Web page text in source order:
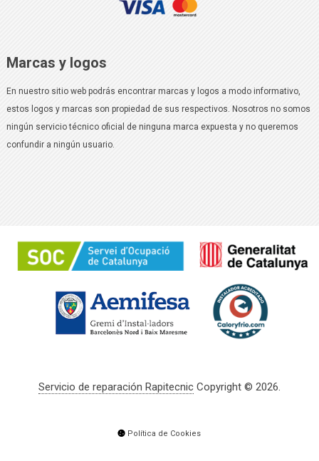
Marcas y logos
En nuestro sitio web podrás encontrar marcas y logos a modo informativo,
estos logos y marcas son propiedad de sus respectivos. Nosotros no somos
ningún servicio técnico oficial de ninguna marca expuesta y no queremos
confundir a ningún usuario.
Servicio de reparación RapitecnicCopyright © 2026.
Política de Cookies